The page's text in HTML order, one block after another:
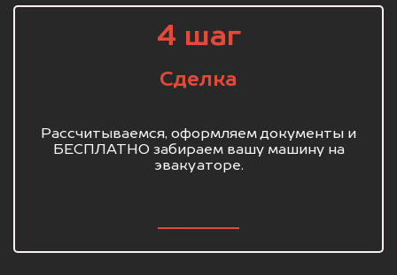
4 шаг
Сделка
Рассчитываемся, оформляем документы и
БЕСПЛАТНО забираем вашу машину на
эвакуаторе.